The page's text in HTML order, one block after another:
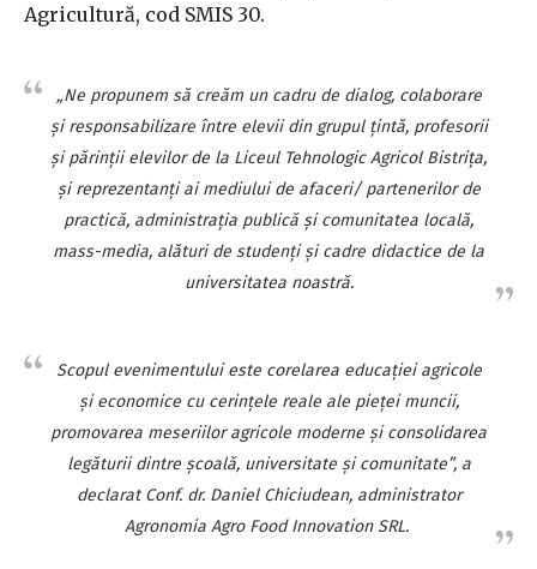
Agricultură, cod SMIS 30.
„Ne propunem să creăm un cadru de dialog, colaborare
și responsabilizare între elevii din grupul țintă, profesorii
și părinții elevilor de la Liceul Tehnologic Agricol Bistrița,
și reprezentanți ai mediului de afaceri/ partenerilor de
practică, administrația publică și comunitatea locală,
mass-media, alături de studenți și cadre didactice de la
universitatea noastră.
Scopul evenimentului este corelarea educației agricole
și economice cu cerințele reale ale pieței muncii,
promovarea meseriilor agricole moderne și consolidarea
legăturii dintre școală, universitate și comunitate”, a
declarat Conf. dr. Daniel Chiciudean, administrator
Agronomia Agro Food Innovation SRL.